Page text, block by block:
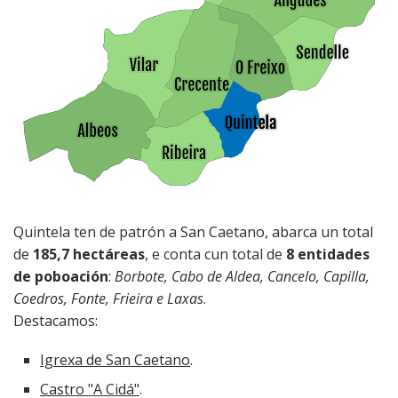
Ribeira
Sendelle
Patrimonio
Roteiros de
Ordenanzas
contratante
Transparencia
Instalacións
deportivas
Sanidade
xestión
económica
Quintela ten de patrón a San Caetano, abarca un total
de 185,7 hectáreas, e conta cun total de 8 entidades
de poboación: Borbote, Cabo de Aldea, Cancelo, Capilla,
Coedros, Fonte, Frieira e Laxas.
Destacamos:
Igrexa de San Caetano.
Castro "A Cidá".